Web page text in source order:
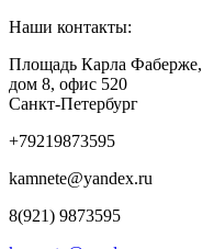
Наши контакты:
Площадь Карла Фаберже,
дом 8, офис 520
Санкт-Петербург
+79219873595
kamnete@yandex.ru
8(921) 9873595